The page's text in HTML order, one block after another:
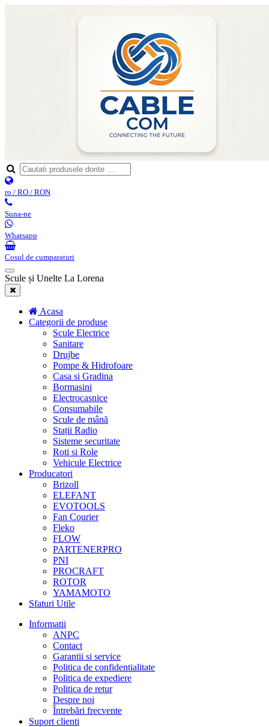
ro / RO / RON
Suna-ne
Whatsapp
Cosul de cumparaturi
Scule și Unelte La Lorena
Acasa
Categorii de produse
Scule Electrice
Sanitare
Drujbe
Pompe & Hidrofoare
Casa si Gradina
Bormasini
Electrocasnice
Consumabile
Scule de mână
Stații Radio
Sisteme securitate
Roti si Role
Vehicule Electrice
Producatori
Brizoll
ELEFANT
EVOTOOLS
Fan Courier
Fleko
FLOW
PARTENERPRO
PNI
PROCRAFT
ROTOR
YAMAMOTO
Sfaturi Utile
Informatii
ANPC
Contact
Garantii si service
Politica de confidentialitate
Politica de expediere
Politica de retur
Despre noi
Întrebări frecvente
Suport clienti